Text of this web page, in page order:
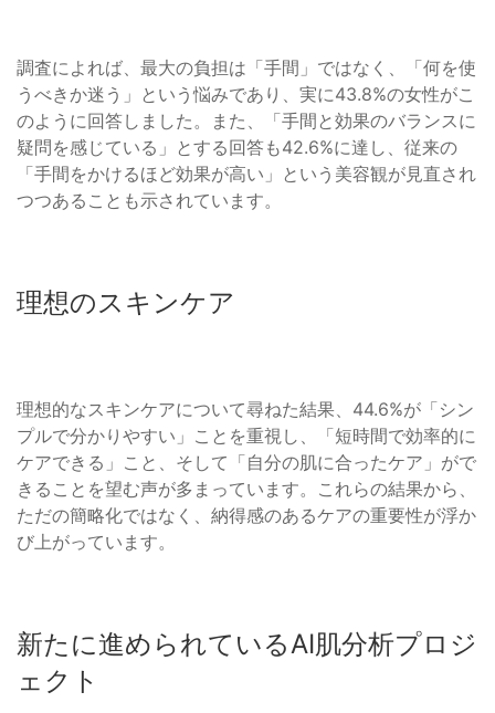
調査によれば、最大の負担は「手間」ではなく、「何を使
うべきか迷う」という悩みであり、実に43.8%の女性がこ
のように回答しました。また、「手間と効果のバランスに
疑問を感じている」とする回答も42.6%に達し、従来の
「手間をかけるほど効果が高い」という美容観が見直され
つつあることも示されています。
理想のスキンケア
理想的なスキンケアについて尋ねた結果、44.6%が「シン
プルで分かりやすい」ことを重視し、「短時間で効率的に
ケアできる」こと、そして「自分の肌に合ったケア」がで
きることを望む声が多まっています。これらの結果から、
ただの簡略化ではなく、納得感のあるケアの重要性が浮か
び上がっています。
新たに進められているAI肌分析プロジ
ェクト